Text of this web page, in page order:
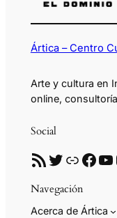
Ártica – Centro
Arte y cultura en
online,
Social
RSS Twitter Enlace Facebook YouTube
Navegación
Acerca de Ártica